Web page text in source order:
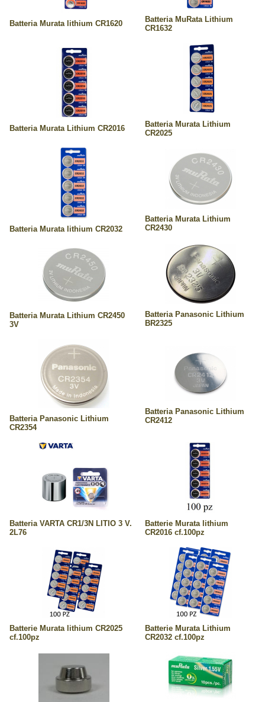
Batteria Murata lithium CR1620
Batteria MuRata Lithium
CR1632
Batteria Murata Lithium CR2016
Batteria Murata Lithium
CR2025
Batteria Murata lithium CR2032
Batteria Murata Lithium
CR2430
Batteria Murata Lithium CR2450
3V
Batteria Panasonic Lithium
BR2325
Batteria Panasonic Lithium
CR2354
Batteria Panasonic Lithium
CR2412
Batteria VARTA CR1/3N LITIO 3 V.
2L76
Batterie Murata lithium
CR2016 cf.100pz
Batterie Murata lithium CR2025
cf.100pz
Batterie Murata Lithium
CR2032 cf.100pz